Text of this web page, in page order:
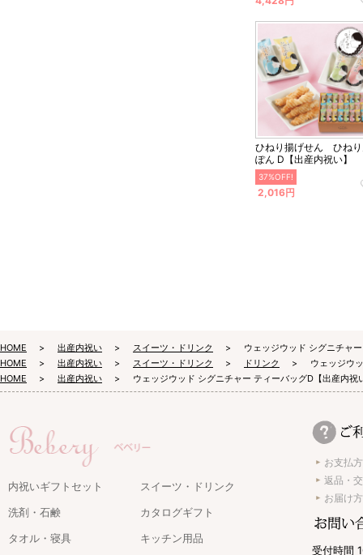
ひねり揚げせん ひね
ぽん D【出産内祝い】
37%OFF!
2,016円
HOME 出産内祝い スイーツ・ドリンク
ウェッジウッド シグニチャ
HOME
出産内祝い スイーツ・ドリンク ドリンク
ウェッジウ
HOME
出産内祝い ウェッジウッド シグニチャー ティーバッグD【出産内祝
内祝いギフトセット
スイーツ・ドリンク
洗剤・石鹸
カタログギフト
タオル・寝具
キッチン用品
お支払
返品・
お届け
受付時間